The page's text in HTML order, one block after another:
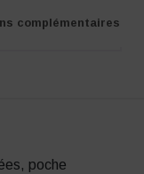
complémentaires
poche